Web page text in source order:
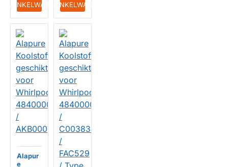
IN WINKELWAGENIN WINKELWAGEN
Alapur
e